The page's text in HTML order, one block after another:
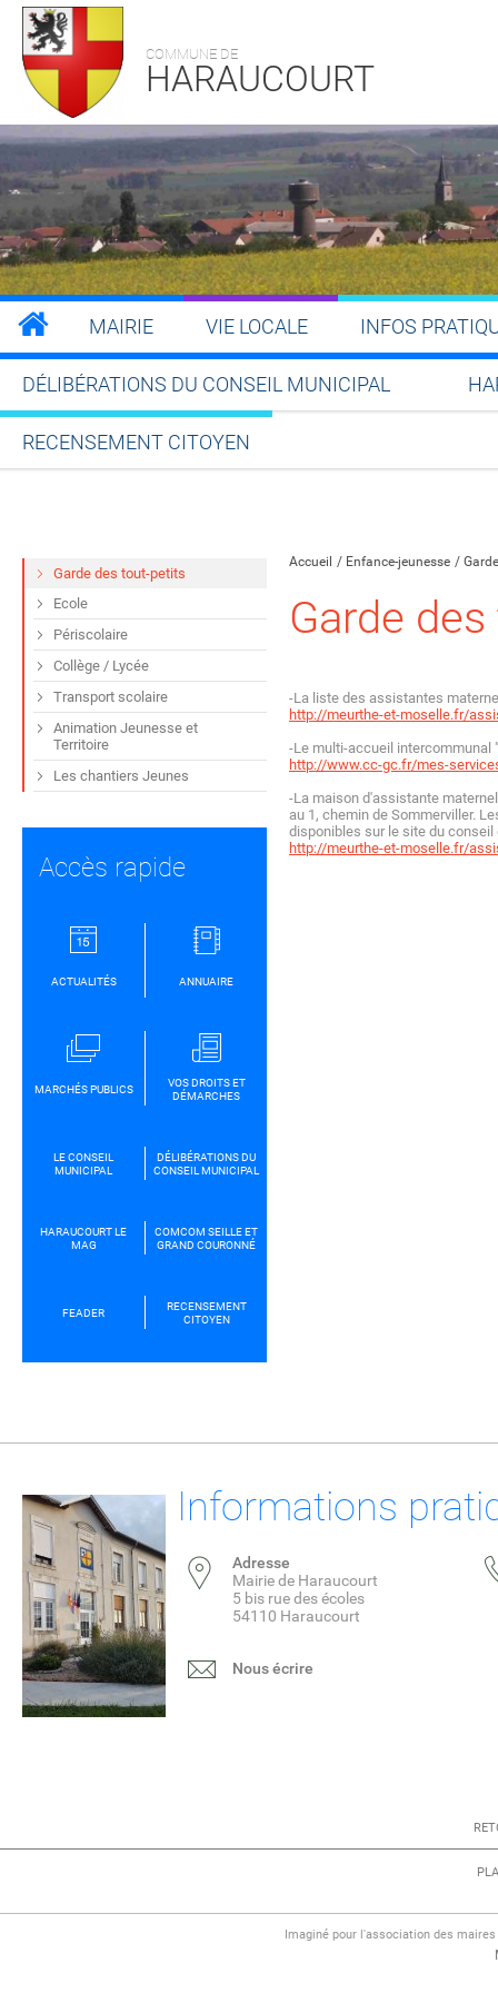
COMMUNE DE
HARAUCOURT
MAIRIE VIE LOCALE INFOS
DÉLIBÉRATIONS DU CONSEIL MUNICIPAL
RECENSEMENT CITOYEN
Accueil Enfance-jeunesse
Garde
-La liste des assistantes
http://meurthe-et-moselle.fr/
-Le multi-accueil intercommunal
http://www.cc-gc.fr/mes-
-La maison d'assistante
au 1, chemin de Sommerviller.
disponibles sur le site du
http://meurthe-et-moselle.fr/
Garde des tout-petits
Ecole
Périscolaire
Collège / Lycée
Transport scolaire
Animation Jeunesse et
Territoire
Les chantiers Jeunes
Accès rapide
ACTUALITÉS ANNUAIRE
MARCHÉS PUBLICS
VOS DROITS ET
DÉMARCHES
LE CONSEIL
MUNICIPAL
DÉLIBÉRATIONS DU
CONSEIL MUNICIPAL
HARAUCOURT LE
MAG
COMCOM SEILLE ET
GRAND COURONNÉ
FEADER
RECENSEMENT
CITOYEN
Informations
Adresse
Mairie de Haraucourt
5 bis rue des écoles
54110 Haraucourt
Nous écrire
Imaginé pour l'association des